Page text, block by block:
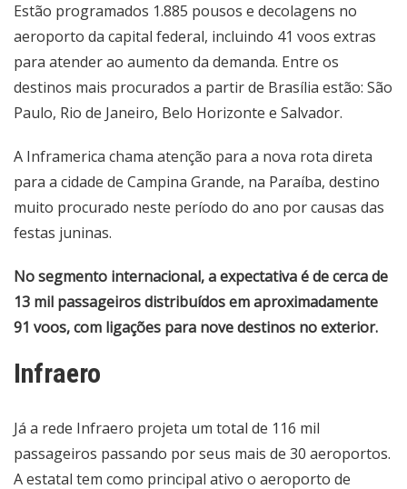
Estão programados 1.885 pousos e decolagens no
aeroporto da capital federal, incluindo 41 voos extras
para atender ao aumento da demanda. Entre os
destinos mais procurados a partir de Brasília estão: São
Paulo, Rio de Janeiro, Belo Horizonte e Salvador.
A Inframerica chama atenção para a nova rota direta
para a cidade de Campina Grande, na Paraíba, destino
muito procurado neste período do ano por causas das
festas juninas.
No segmento internacional, a expectativa é de cerca de
13 mil passageiros distribuídos em aproximadamente
91 voos, com ligações para nove destinos no exterior.
Infraero
Já a rede Infraero projeta um total de 116 mil
passageiros passando por seus mais de 30 aeroportos.
A estatal tem como principal ativo o aeroporto de